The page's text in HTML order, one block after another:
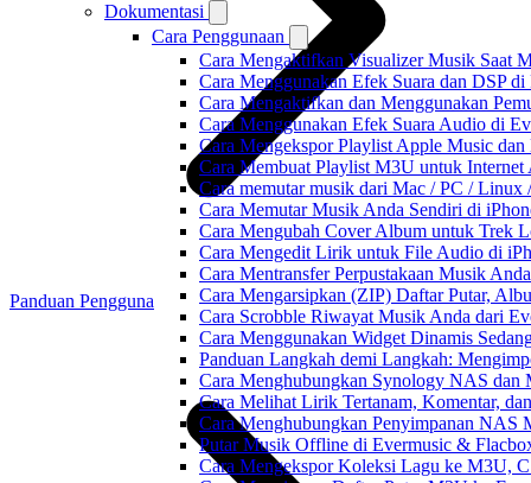
Dokumentasi
Cara Penggunaan
Cara Mengaktifkan Visualizer Musik Saat
Cara Menggunakan Efek Suara dan DSP
Cara Mengaktifkan dan Menggunakan
Cara Menggunakan Efek Suara Audio di
Cara Mengekspor Playlist Apple Music
Cara Membuat Playlist M3U untuk
Cara memutar musik dari Mac / PC /
Cara Memutar Musik Anda Sendiri di
Cara Mengubah Cover Album untuk Trek
Cara Mengedit Lirik untuk File Audio di
Cara Mentransfer Perpustakaan Musik
Cara Mengarsipkan (ZIP) Daftar Putar,
Cara Scrobble Riwayat Musik Anda dari
Cara Menggunakan Widget Dinamis
Panduan Langkah demi Langkah:
Cara Menghubungkan Synology NAS dan
Cara Melihat Lirik Tertanam, Komentar,
Cara Menghubungkan Penyimpanan NAS
Putar Musik Offline di Evermusic &
Cara Mengekspor Koleksi Lagu ke M3U,
Panduan Pengguna